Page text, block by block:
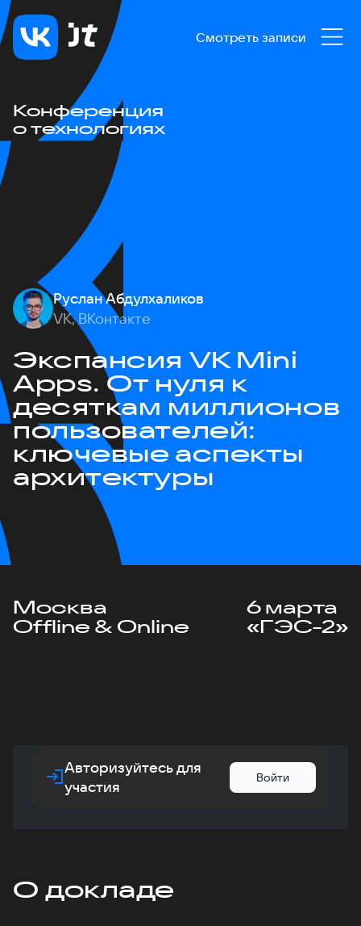
Смотреть записи
Конференция
о технологиях
Руслан Абдулхаликов
VK, ВКонтакте
Экспансия VK Mini
Apps. От нуля к
десяткам миллионов
пользователей:
ключевые аспекты
архитектуры
Москва
Offline & Online
6 марта
«ГЭС-2»
Авторизуйтесь для
участия
Войти
О докладе